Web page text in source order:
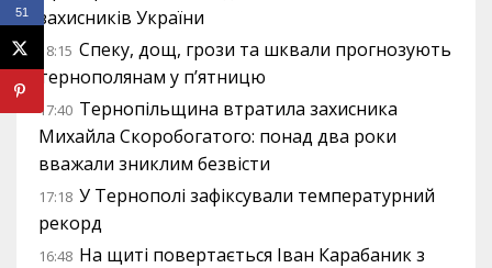
захисників України
18:15 Спеку, дощ, грози та шквали прогнозують
тернополянам у п’ятницю
17:40 Тернопільщина втратила захисника
Михайла Скоробогатого: понад два роки
вважали зниклим безвісти
17:18 У Тернополі зафіксували температурний
рекорд
16:48 На щиті повертається Іван Карабаник з
51